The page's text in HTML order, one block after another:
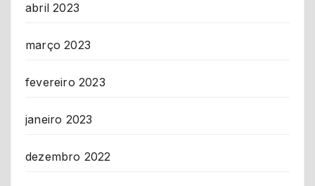
abril 2023
março 2023
fevereiro 2023
janeiro 2023
dezembro 2022